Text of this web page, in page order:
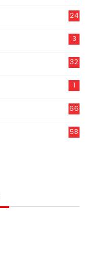
24
3
32
1
66
58